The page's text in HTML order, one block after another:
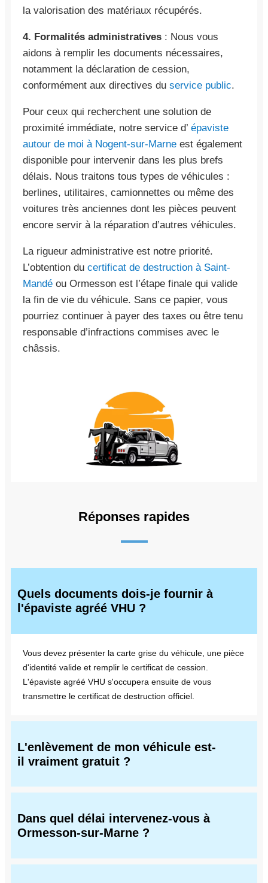
la valorisation des matériaux récupérés.
4. Formalités administratives : Nous vous
aidons à remplir les documents nécessaires,
notamment la déclaration de cession,
conformément aux directives du service public.
Pour ceux qui recherchent une solution de
proximité immédiate, notre service d’ épaviste
autour de moi à Nogent-sur-Marne est également
disponible pour intervenir dans les plus brefs
délais. Nous traitons tous types de véhicules :
berlines, utilitaires, camionnettes ou même des
voitures très anciennes dont les pièces peuvent
encore servir à la réparation d’autres véhicules.
La rigueur administrative est notre priorité.
L’obtention du certificat de destruction à Saint-
Mandé ou Ormesson est l’étape finale qui valide
la fin de vie du véhicule. Sans ce papier, vous
pourriez continuer à payer des taxes ou être tenu
responsable d’infractions commises avec le
châssis.
Réponses rapides
Quels documents dois-je fournir à
l'épaviste agréé VHU ?
Vous devez présenter la carte grise du véhicule, une pièce
d'identité valide et remplir le certificat de cession.
L'épaviste agréé VHU s'occupera ensuite de vous
transmettre le certificat de destruction officiel.
L'enlèvement de mon véhicule est-
il vraiment gratuit ?
Dans quel délai intervenez-vous à
Ormesson-sur-Marne ?